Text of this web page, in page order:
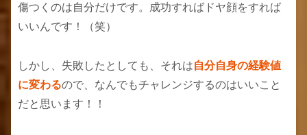
傷つくのは自分だけです。成功すればドヤ顔をすれば
いいんです！（笑）
しかし、失敗したとしても、それは自分自身の経験値
に変わるので、なんでもチャレンジするのはいいこと
だと思います！！